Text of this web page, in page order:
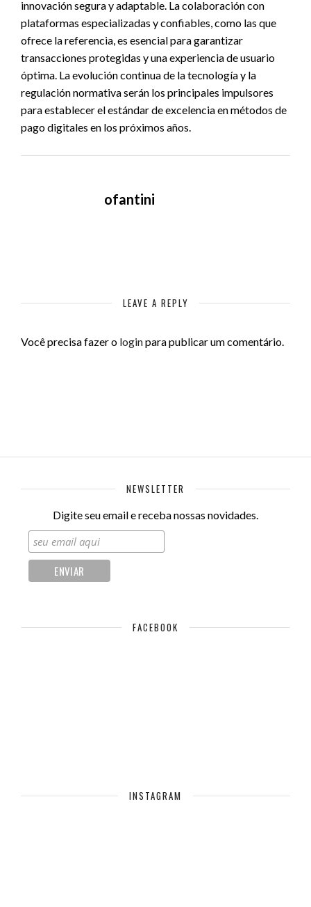
innovación segura y adaptable. La colaboración con
plataformas especializadas y confiables, como las que
ofrece la referencia, es esencial para garantizar
transacciones protegidas y una experiencia de usuario
óptima. La evolución continua de la tecnología y la
regulación normativa serán los principales impulsores
para establecer el estándar de excelencia en métodos de
pago digitales en los próximos años.
ofantini
LEAVE A REPLY
Você precisa fazer o loginpara publicar um comentário.
NEWSLETTER
Digite seu email e receba nossas novidades.
FACEBOOK
INSTAGRAM